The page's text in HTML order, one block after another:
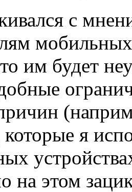
с
им будет
я
этом